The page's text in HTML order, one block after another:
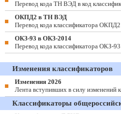
Перевод кода ТН ВЭД в код
ОКПД2 в ТН ВЭД
Перевод кода классификатора
ОКЗ-93 в ОКЗ-2014
Перевод кода классификатора ОКЗ-
Изменения классификаторов
Изменения 2026
Лента вступивших в силу изменений
Классификаторы